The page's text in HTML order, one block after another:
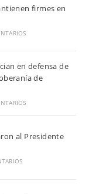
firmes en
en defensa de
de
al Presidente